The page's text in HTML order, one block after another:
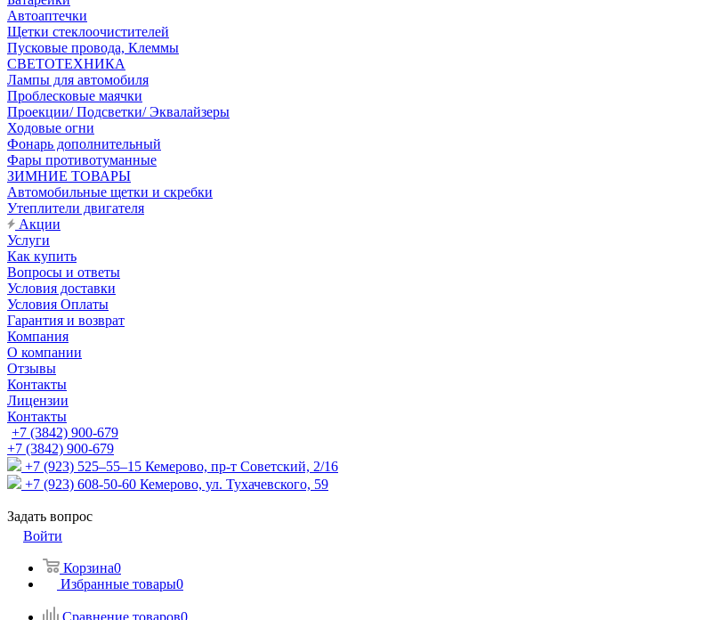
Автоаптечки
Щетки стеклоочистителей
Пусковые провода, Клеммы
СВЕТОТЕХНИКА
Лампы для автомобиля
Проблесковые маячки
Проекции/ Подсветки/ Эквалайзеры
Ходовые огни
Фонарь дополнительный
Фары противотуманные
ЗИМНИЕ ТОВАРЫ
Автомобильные щетки и скребки
Утеплители двигателя
Акции
Услуги
Как купить
Вопросы и ответы
Условия доставки
Условия Оплаты
Гарантия и возврат
Компания
О компании
Отзывы
Контакты
Лицензии
Контакты
+7 (3842) 900-679
+7 (3842) 900-679
+7 (923) 525–55–15 Кемерово, пр-т Советский, 2/16
+7 (923) 608-50-60 Кемерово, ул. Тухачевского, 59
Задать вопрос
Войти
Корзина0
Избранные товары0
Сравнение товаров0